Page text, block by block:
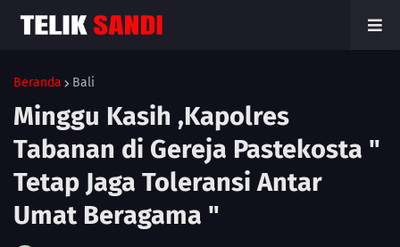
Beranda Bali
Minggu Kasih ,Kapolres
Tabanan di Gereja Pastekosta "
Tetap Jaga Toleransi Antar
Umat Beragama "